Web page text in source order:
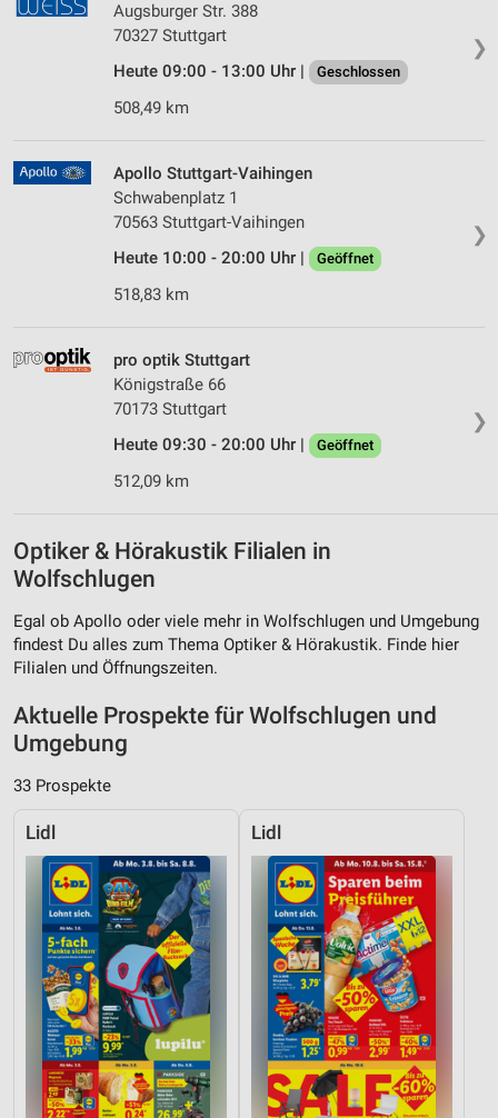
❯
Augsburger Str. 388
70327 Stuttgart
Heute 09:00 - 13:00 Uhr |
Geschlossen
508,49 km
❯
Apollo Stuttgart-Vaihingen
Schwabenplatz 1
70563 Stuttgart-Vaihingen
Heute 10:00 - 20:00 Uhr |
Geöffnet
518,83 km
❯
pro optik Stuttgart
Königstraße 66
70173 Stuttgart
Heute 09:30 - 20:00 Uhr |
Geöffnet
512,09 km
Optiker & Hörakustik Filialen in
Wolfschlugen
Egal ob Apollo oder viele mehr in Wolfschlugen und Umgebung
findest Du alles zum Thema Optiker & Hörakustik. Finde hier
Filialen und Öffnungszeiten.
Aktuelle Prospekte für Wolfschlugen und
Umgebung
33 Prospekte
Lidl Lidl